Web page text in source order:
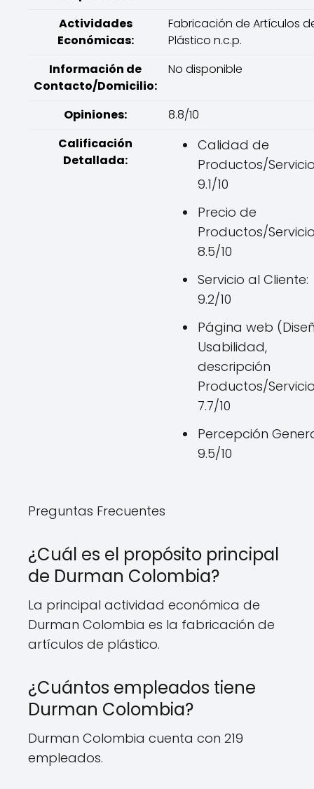
Actividades
Económicas:
Fabricación de Artículos
Plástico n.c.p.
Información de
Contacto/Domicilio:
No disponible
Opiniones:
8.8/10
Calificación
Detallada:
Calidad de
Productos/
9.1/10
Precio de
Productos/
8.5/10
Servicio al Cliente:
9.2/10
Página web
Usabilidad,
descripción
Productos/
7.7/10
Percepción
9.5/10
Preguntas Frecuentes
¿Cuál es el propósito principal
de Durman Colombia?
La principal actividad económica de
Durman Colombia es la fabricación de
artículos de plástico.
¿Cuántos empleados tiene
Durman Colombia?
Durman Colombia cuenta con 219
empleados.